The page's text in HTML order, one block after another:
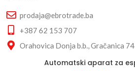
prodaja@ebrotrade.ba
+387 62 153 707
Orahovica Donja b.b., Gračanica
Automatski aparat za